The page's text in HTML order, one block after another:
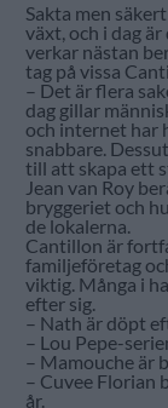
Sakta men
växt, och i dag
verkar nästan
tag på vissa
– Det är flera
dag gillar
och internet har
snabbare.
till att skapa ett
Jean van Roy
bryggeriet och
de lokalerna.
Cantillon är
familjeföretag
viktig. Många i
efter sig.
– Nath är döpt
– Lou Pepe-
– Mamouche är
– Cuvee Florian
år.